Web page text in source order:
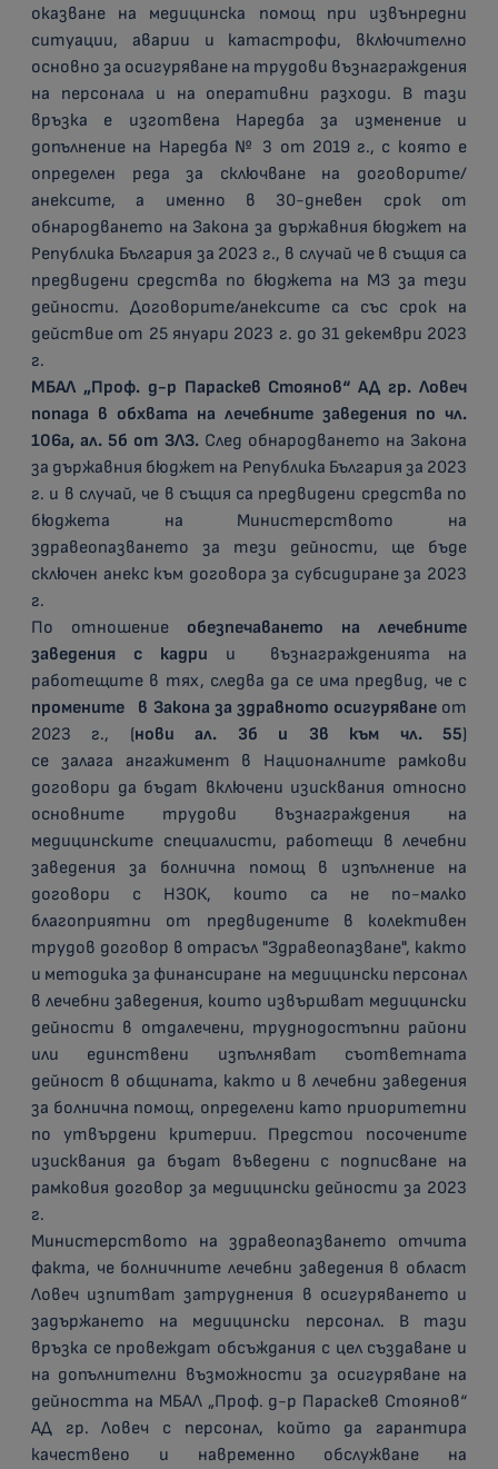
оказване на медицинска помощ при извънредни
ситуации, аварии и катастрофи, включително
основно за осигуряване на трудови възнаграждения
на персонала и на оперативни разходи. В тази
връзка е изготвена Наредба за изменение и
допълнение на Наредба № 3 от 2019 г., с която е
определен реда за сключване на договорите/
анексите, а именно в 30-дневен срок от
обнародването на Закона за държавния бюджет на
Република България за 2023 г., в случай че в същия са
предвидени средства по бюджета на МЗ за тези
дейности. Договорите/анексите са със срок на
действие от 25 януари 2023 г. до 31 декември 2023
г.
МБАЛ „Проф. д-р Параскев Стоянов“ АД гр. Ловеч
попада в обхвата на лечебните заведения по чл.
106а, ал. 5б от ЗЛЗ.След обнародването на Закона
за държавния бюджет на Република България за 2023
г. и в случай, че в същия са предвидени средства по
бюджета на Министерството на
здравеопазването за тези дейности, ще бъде
сключен анекс към договора за субсидиране за 2023
г.
По отношение обезпечаването на лечебните
заведения с кадри и възнагражденията на
работещите в тях, следва да се има предвид, че с
промените в Закона за здравното осигуряванеот
2023 г., (нови ал. 3б и 3в към чл. 55)
се залага ангажимент в Националните рамкови
договори да бъдат включени изисквания относно
основните трудови възнаграждения на
медицинските специалисти, работещи в лечебни
заведения за болнична помощ в изпълнение на
договори с НЗОК, които са не по-малко
благоприятни от предвидените в колективен
трудов договор в отрасъл "Здравеопазване", както
и методика за финансиране на медицински персонал
в лечебни заведения, които извършват медицински
дейности в отдалечени, труднодостъпни райони
или единствени изпълняват съответната
дейност в общината, както и в лечебни заведения
за болнична помощ, определени като приоритетни
по утвърдени критерии. Предстои посочените
изисквания да бъдат въведени с подписване на
рамковия договор за медицински дейности за 2023
г.
Министерството на здравеопазването отчита
факта, че болничните лечебни заведения в област
Ловеч изпитват затруднения в осигуряването и
задържането на медицински персонал. В тази
връзка се провеждат обсъждания с цел създаване и
на допълнителни възможности за осигуряване на
дейността на МБАЛ „Проф. д-р Параскев Стоянов“
АД гр. Ловеч с персонал, който да гарантира
качествено и навременно обслужване на